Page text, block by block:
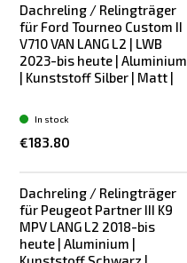
Dachreling / Relingträger
für Ford Tourneo Custom II
V710 VAN LANG L2 | LWB
2023-bis heute | Aluminium
| Kunststoff Silber | Matt |
€183.80
In stock
Dachreling / Relingträger
für Peugeot Partner III K9
MPV LANG L2 2018-bis
heute | Aluminium |